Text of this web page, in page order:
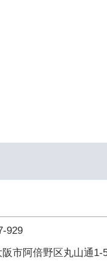
929
市阿倍野区丸山通1-